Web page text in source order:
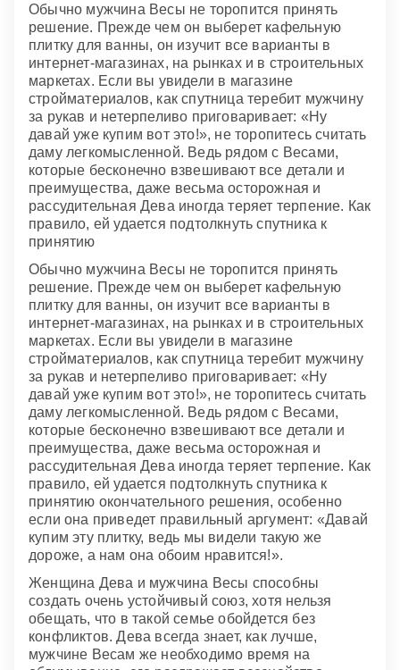
Обычно мужчина Весы не торопится принять
решение. Прежде чем он выберет кафельную
плитку для ванны, он изучит все варианты в
интернет-магазинах, на рынках и в строительных
маркетах. Если вы увидели в магазине
стройматериалов, как спутница теребит мужчину
за рукав и нетерпеливо приговаривает: «Ну
давай уже купим вот это!», не торопитесь считать
даму легкомысленной. Ведь рядом с Весами,
которые бесконечно взвешивают все детали и
преимущества, даже весьма осторожная и
рассудительная Дева иногда теряет терпение. Как
правило, ей удается подтолкнуть спутника к
принятию
Обычно мужчина Весы не торопится принять
решение. Прежде чем он выберет кафельную
плитку для ванны, он изучит все варианты в
интернет-магазинах, на рынках и в строительных
маркетах. Если вы увидели в магазине
стройматериалов, как спутница теребит мужчину
за рукав и нетерпеливо приговаривает: «Ну
давай уже купим вот это!», не торопитесь считать
даму легкомысленной. Ведь рядом с Весами,
которые бесконечно взвешивают все детали и
преимущества, даже весьма осторожная и
рассудительная Дева иногда теряет терпение. Как
правило, ей удается подтолкнуть спутника к
принятию окончательного решения, особенно
если она приведет правильный аргумент: «Давай
купим эту плитку, ведь мы видели такую же
дороже, а нам она обоим нравится!».
Женщина Дева и мужчина Весы способны
создать очень устойчивый союз, хотя нельзя
обещать, что в такой семье обойдется без
конфликтов. Дева всегда знает, как лучше,
мужчине Весам же необходимо время на